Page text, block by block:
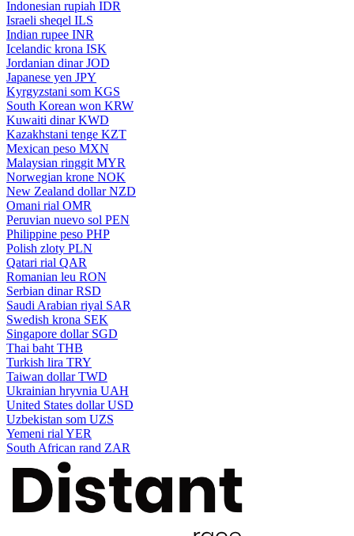
Indonesian rupiah IDR
Israeli sheqel ILS
Indian rupee INR
Icelandic krona ISK
Jordanian dinar JOD
Japanese yen JPY
Kyrgyzstani som KGS
South Korean won KRW
Kuwaiti dinar KWD
Kazakhstani tenge KZT
Mexican peso MXN
Malaysian ringgit MYR
Norwegian krone NOK
New Zealand dollar NZD
Omani rial OMR
Peruvian nuevo sol PEN
Philippine peso PHP
Polish zloty PLN
Qatari rial QAR
Romanian leu RON
Serbian dinar RSD
Saudi Arabian riyal SAR
Swedish krona SEK
Singapore dollar SGD
Thai baht THB
Turkish lira TRY
Taiwan dollar TWD
Ukrainian hryvnia UAH
United States dollar USD
Uzbekistan som UZS
Yemeni rial YER
South African rand ZAR